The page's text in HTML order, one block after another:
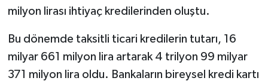
milyon lirası ihtiyaç kredilerinden oluştu.
Bu dönemde taksitli ticari kredilerin tutarı, 16
milyar 661 milyon lira artarak 4 trilyon 99 milyar
371 milyon lira oldu. Bankaların bireysel kredi kartı